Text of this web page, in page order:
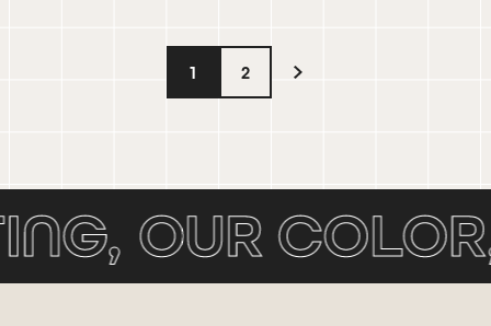
導線とは？応募が増えない原因と改善
1 2